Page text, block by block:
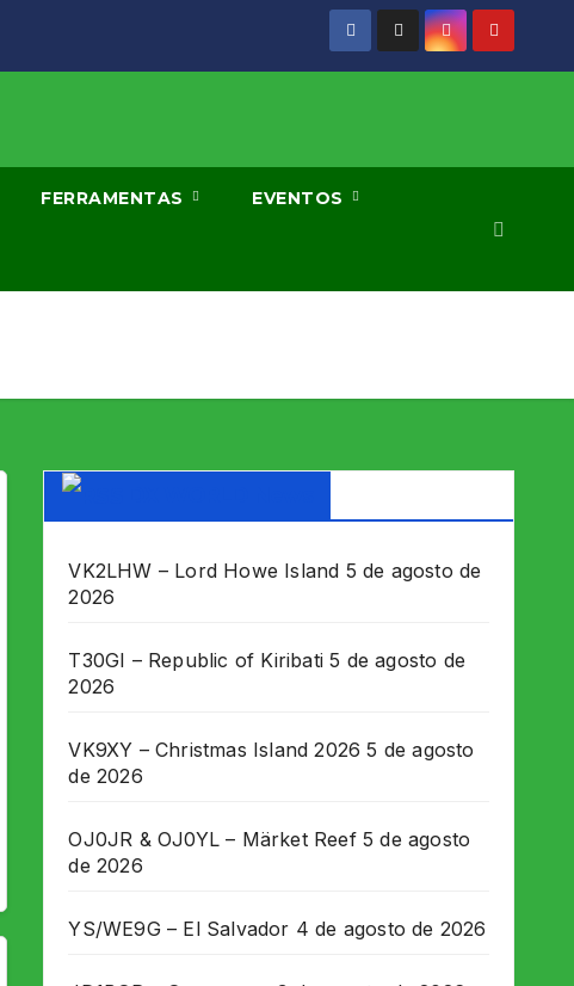
FERRAMENTAS EVENTOS
VK2LHW – Lord Howe Island 5 de agosto de
2026
T30GI – Republic of Kiribati 5 de agosto de
2026
VK9XY – Christmas Island 2026 5 de agosto
de 2026
OJ0JR & OJ0YL – Märket Reef 5 de agosto
de 2026
YS/WE9G – El Salvador 4 de agosto de 2026